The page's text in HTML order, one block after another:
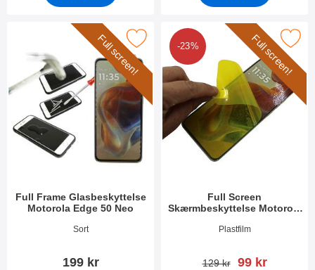
Full screen!
Full Frame Glasbeskyttelse
Motorola Edge 50 Neo
Varenr 51598Sort
199 kr
Frame Glasbeskyttelse Motorola Edge 50 Neo som favorit
Full screen!
-23%
Full Screen
Skærmbeskyttelse Motorola
Varenr 51854Plastfilm
pris
129 kr pris
99 kr
Marker full Screen Skærmbeskyttelse